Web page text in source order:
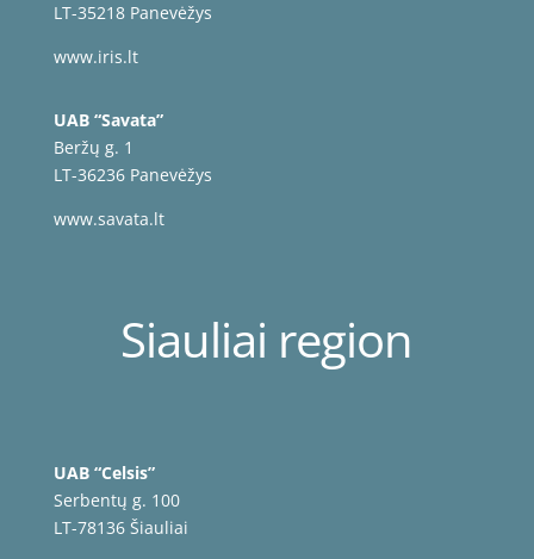
LT-35218 Panevėžys
www.iris.lt
UAB “Savata”
Beržų g. 1
LT-36236 Panevėžys
www.savata.lt
Siauliai region
UAB “Celsis”
Serbentų g. 100
LT-78136 Šiauliai